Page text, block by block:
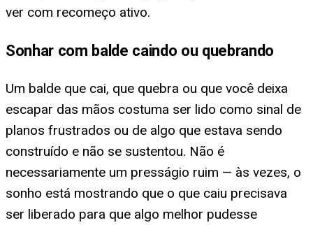
ver com recomeço ativo.
Sonhar com balde caindo ou quebrando
Um balde que cai, que quebra ou que você deixa
escapar das mãos costuma ser lido como sinal de
planos frustrados ou de algo que estava sendo
construído e não se sustentou. Não é
necessariamente um presságio ruim — às vezes, o
sonho está mostrando que o que caiu precisava
ser liberado para que algo melhor pudesse